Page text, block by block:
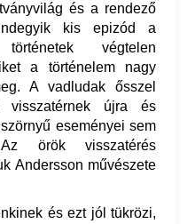
és a rendező
kis epizód a
végtelen
a történelem nagy
A vadludak ősszel
visszatérnek újra és
eseményei sem
örök visszatérés
Andersson művészete
és ezt jól tükrözi,